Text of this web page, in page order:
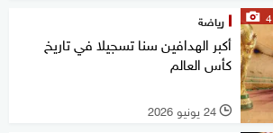
4 رياضة
أكبر الهدافين سنا تسجيلا في تاريخ
كأس العالم
l 24 يونيو 2026